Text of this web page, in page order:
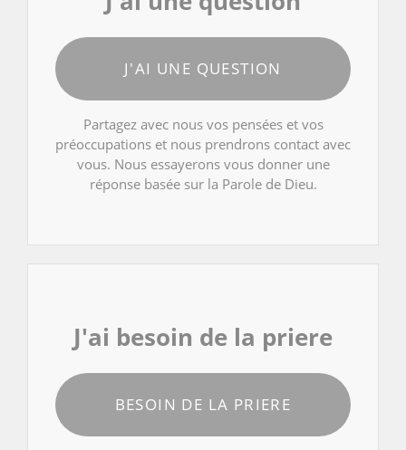
J'AI UNE QUESTION
Partagez avec nous vos pensées et vos
préoccupations et nous prendrons contact avec
vous. Nous essayerons vous donner une
réponse basée sur la Parole de Dieu.
J'ai besoin de la priere
BESOIN DE LA PRIERE